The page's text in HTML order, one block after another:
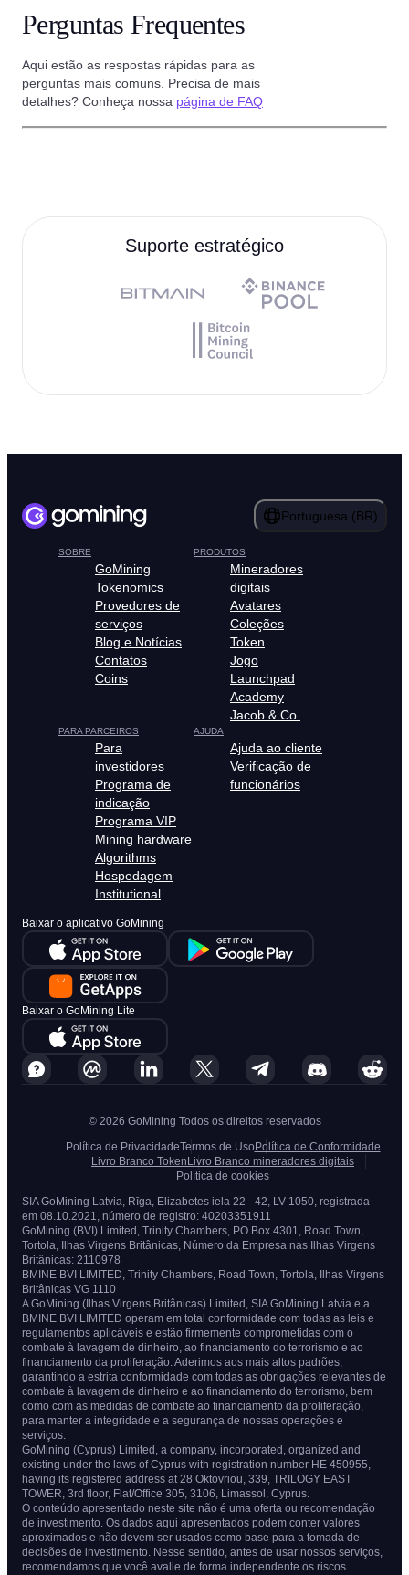
Perguntas Frequentes
Aqui estão as respostas rápidas para as
perguntas mais comuns. Precisa de mais
detalhes? Conheça nossa página de FAQ
Suporte estratégico
Portuguesa (BR)
SOBRE
GoMining
Tokenomics
Provedores de
serviços
Blog e Notícias
Contatos
Coins
PRODUTOS
Mineradores
digitais
Avatares
Coleções
Token
Jogo
Launchpad
Academy
Jacob & Co.
PARA PARCEIROS
Para
investidores
Programa de
indicação
Programa VIP
Mining hardware
Algorithms
Hospedagem
Institutional
AJUDA
Ajuda ao cliente
Verificação de
funcionários
Baixar o aplicativo GoMining
Baixar o GoMining Lite
© 2026 GoMining Todos os direitos reservados
Política de PrivacidadeTermos de Uso Política de Conformidade
Livro Branco Token Livro Branco mineradores digitais
Política de cookies
SIA GoMining Latvia, Rīga, Elizabetes iela 22 - 42, LV-1050, registrada
em 08.10.2021, número de registro: 40203351911
GoMining (BVI) Limited, Trinity Chambers, PO Box 4301, Road Town,
Tortola, Ilhas Virgens Britânicas, Número da Empresa nas Ilhas Virgens
Britânicas: 2110978
BMINE BVI LIMITED, Trinity Chambers, Road Town, Tortola, Ilhas Virgens
Britânicas VG 1110
A GoMining (Ilhas Virgens Britânicas) Limited, SIA GoMining Latvia e a
BMINE BVI LIMITED operam em total conformidade com todas as leis e
regulamentos aplicáveis e estão firmemente comprometidas com o
combate à lavagem de dinheiro, ao financiamento do terrorismo e ao
financiamento da proliferação. Aderimos aos mais altos padrões,
garantindo a estrita conformidade com todas as obrigações relevantes de
combate à lavagem de dinheiro e ao financiamento do terrorismo, bem
como com as medidas de combate ao financiamento da proliferação,
para manter a integridade e a segurança de nossas operações e
serviços.
GoMining (Cyprus) Limited, a company, incorporated, organized and
existing under the laws of Cyprus with registration number HE 450955,
having its registered address at 28 Oktovriou, 339, TRILOGY EAST
TOWER, 3rd floor, Flat/Office 305, 3106, Limassol, Cyprus.
O conteúdo apresentado neste site não é uma oferta ou recomendação
de investimento. Os dados aqui apresentados podem conter valores
aproximados e não devem ser usados como base para a tomada de
decisões de investimento. Nesse sentido, antes de usar nossos serviços,
recomendamos que você avalie de forma independente os riscos